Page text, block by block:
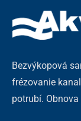
Bezvýkopová
frézovanie
potrubí.